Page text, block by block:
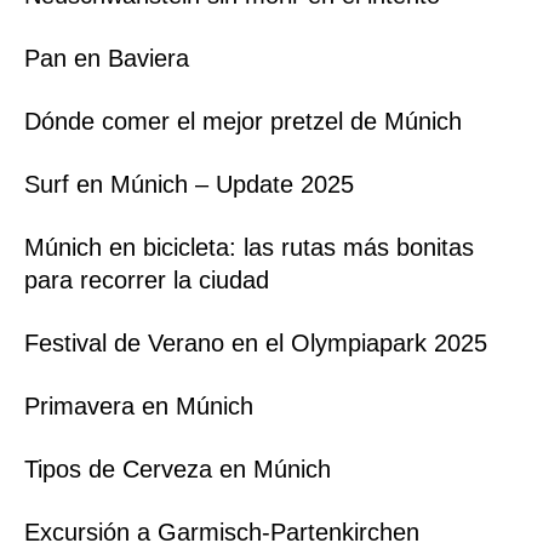
Pan en Baviera
Dónde comer el mejor pretzel de Múnich
Surf en Múnich – Update 2025
Múnich en bicicleta: las rutas más bonitas
para recorrer la ciudad
Festival de Verano en el Olympiapark 2025
Primavera en Múnich
Tipos de Cerveza en Múnich
Excursión a Garmisch-Partenkirchen